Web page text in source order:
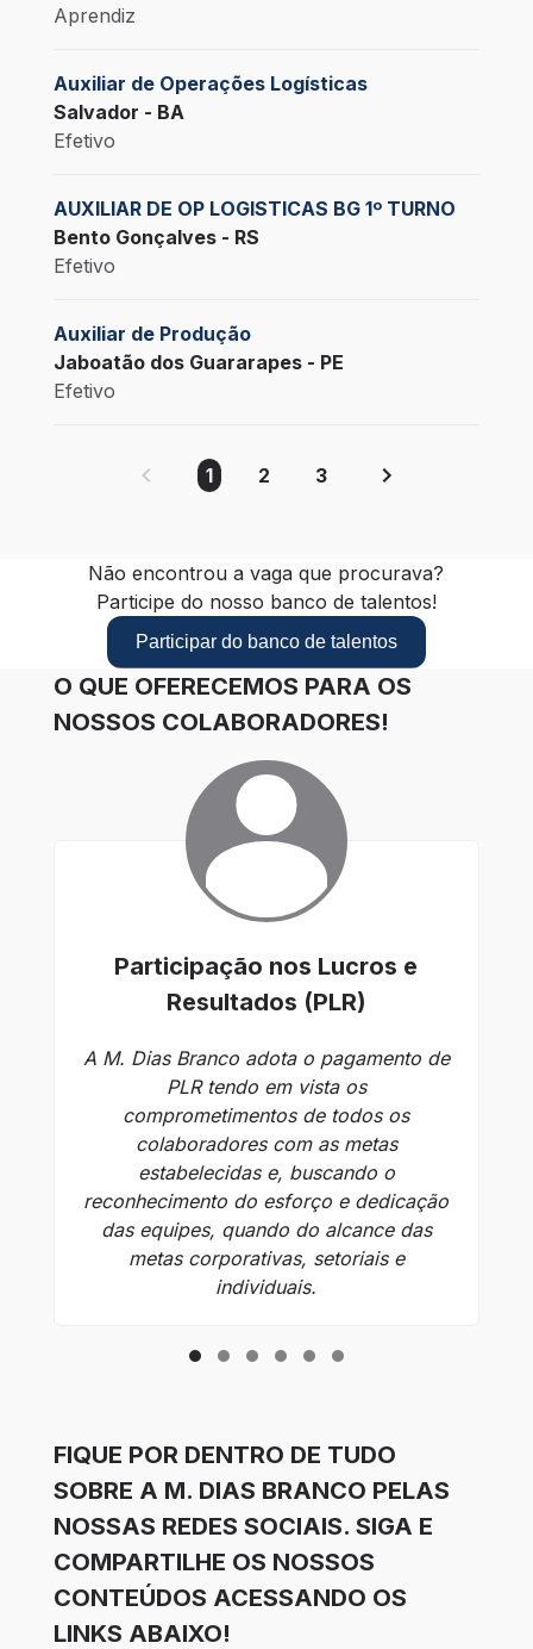
Aprendiz
Auxiliar de Operações Logísticas
Salvador - BA
Efetivo
AUXILIAR DE OP LOGISTICAS BG 1º TURNO
Bento Gonçalves - RS
Efetivo
Auxiliar de Produção
Jaboatão dos Guararapes - PE
Efetivo
1 2 3
Não encontrou a vaga que procurava?
Participe do nosso banco de talentos!
Participar do banco de talentos
O QUE OFERECEMOS PARA OS
NOSSOS COLABORADORES!
Participação nos Lucros e
Resultados (PLR)
A M. Dias Branco adota o pagamento de
PLR tendo em vista os
comprometimentos de todos os
colaboradores com as metas
estabelecidas e, buscando o
reconhecimento do esforço e dedicação
das equipes, quando do alcance das
metas corporativas, setoriais e
individuais.
FIQUE POR DENTRO DE TUDO
SOBRE A M. DIAS BRANCO PELAS
NOSSAS REDES SOCIAIS. SIGA E
COMPARTILHE OS NOSSOS
CONTEÚDOS ACESSANDO OS
LINKS ABAIXO!